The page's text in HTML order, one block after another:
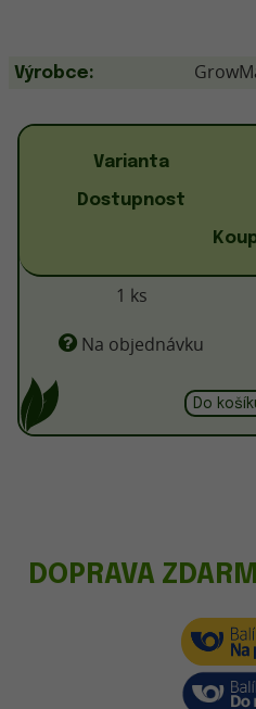
Výrobce:
Varianta
Dostupnost
1 ks
Na objednávku
Do
DOPRAVA